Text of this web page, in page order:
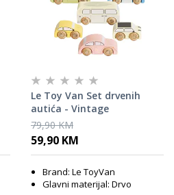
Le Toy Van Set drvenih
autića - Vintage
79,90 KM
59,90 KM
Brand: Le ToyVan
Glavni materijal: Drvo